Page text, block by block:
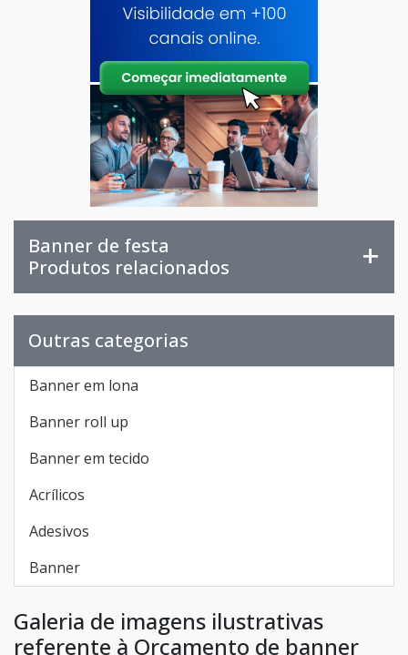
Banner de festa
Produtos relacionados
Outras categorias
Banner em lona
Banner roll up
Banner em tecido
Acrílicos
Adesivos
Banner
Galeria de imagens ilustrativas
referente à Orçamento de banner